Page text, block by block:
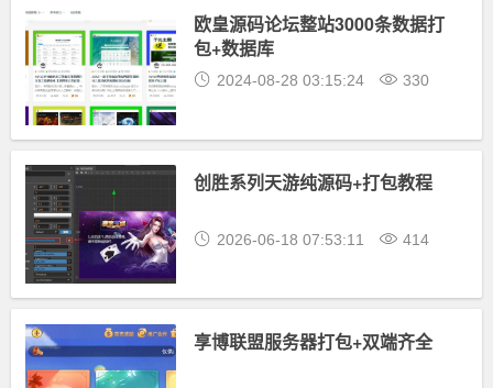
欧皇源码论坛整站3000条数据打
包+数据库
2024-08-28 03:15:24 330
创胜系列天游纯源码+打包教程
2026-06-18 07:53:11 414
享博联盟服务器打包+双端齐全